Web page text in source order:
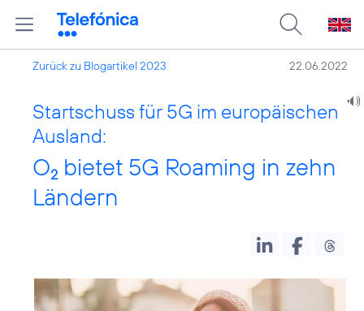
Zurück zu Blogartikel 2023 22.06.2022
Startschuss für 5G im europäischen
Ausland:
O2 bietet 5G Roaming in zehn
Ländern